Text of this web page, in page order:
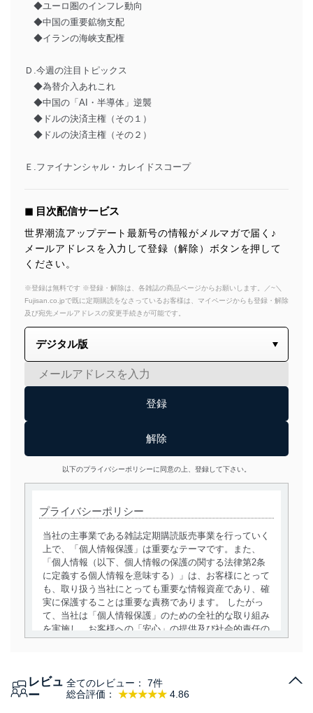
◆ユーロ圏のインフレ動向
◆中国の重要鉱物支配
◆イランの海峡支配権
Ｄ.今週の注目トピックス
◆為替介入あれこれ
◆中国の「AI・半導体」逆襲
◆ドルの決済主権（その１）
◆ドルの決済主権（その２）
Ｅ.ファイナンシャル・カレイドスコープ
◼︎ 目次配信サービス
世界潮流アップデート最新号の情報がメルマガで届く♪
メールアドレスを入力して登録（解除）ボタンを押して
ください。
※登録は無料です ※登録・解除は、各雑誌の商品ページからお願いします。／~＼
Fujisan.co.jpで既に定期購読をなさっているお客様は、マイページからも登録・解除
及び宛先メールアドレスの変更手続きが可能です。
以下のプライバシーポリシーに同意の上、登録して下さい。
プライバシーポリシー
当社の主事業である雑誌定期購読販売事業を行っていく
上で、「個人情報保護」は重要なテーマです。また、
「個人情報（以下、個人情報の保護の関する法律第2条
に定義する個人情報を意味する）」は、お客様にとって
も、取り扱う当社にとっても重要な情報資産であり、確
実に保護することは重要な責務であります。 したがっ
て、当社は「個人情報保護」のための全社的な取り組み
を実施し、お客様への「安心」の提供及び社会的責任の
当社は、個人情報の取得・利用・提供に際して、その利
レビュ
ー
総合評価： ★★★★★ 4.86
全てのレビュー： 7件